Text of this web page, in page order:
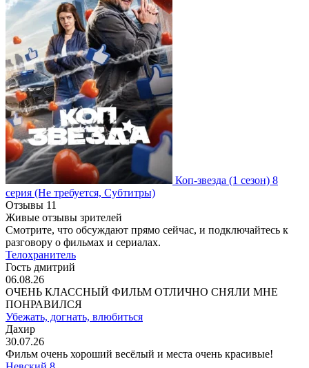
Коп-звезда (1 сезон) 8
серия (Не требуется, Субтитры)
Отзывы 11
Живые отзывы зрителей
Смотрите, что обсуждают прямо сейчас, и подключайтесь к
разговору о фильмах и сериалах.
Телохранитель
Гость дмитрий
06.08.26
ОЧЕНЬ КЛАССНЫЙ ФИЛЬМ ОТЛИЧНО СНЯЛИ МНЕ
ПОНРАВИЛСЯ
Убежать, догнать, влюбиться
Дахир
30.07.26
Фильм очень хороший весёлый и места очень красивые!